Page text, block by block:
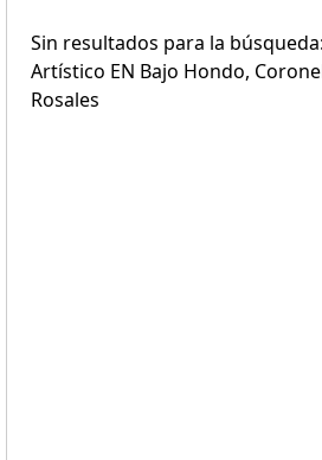
Sin resultados para la
Artístico EN Bajo Hondo,
Rosales